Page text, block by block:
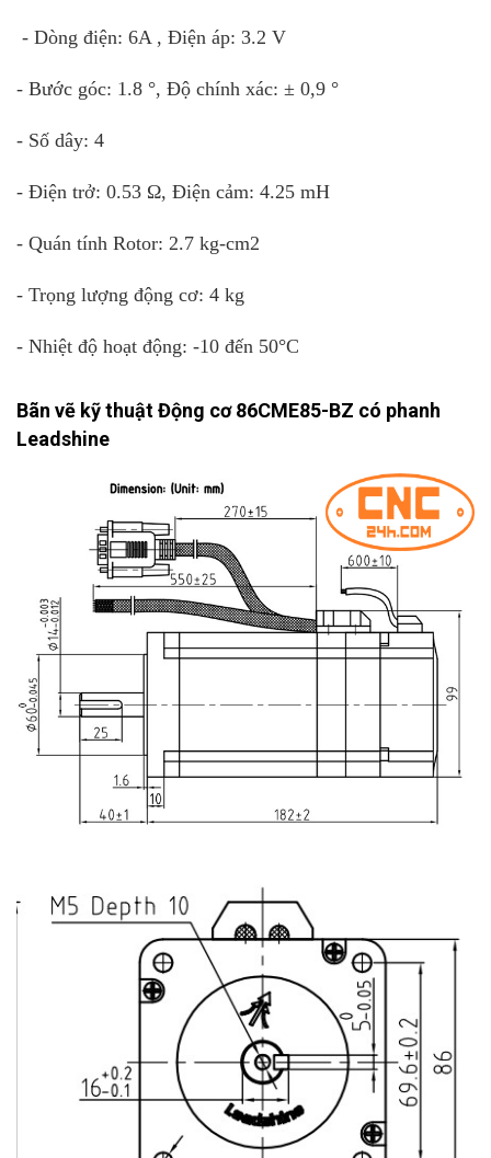
- Dòng điện: 6A , Điện áp: 3.2 V
- Bước góc: 1.8 °, Độ chính xác: ± 0,9 °
- Số dây: 4
- Điện trở: 0.53 Ω, Điện cảm: 4.25 mH
- Quán tính Rotor: 2.7 kg-cm2
- Trọng lượng động cơ: 4 kg
- Nhiệt độ hoạt động: -10 đến 50°C
Bãn vẽ kỹ thuật Động cơ 86CME85-BZ có phanh
Leadshine